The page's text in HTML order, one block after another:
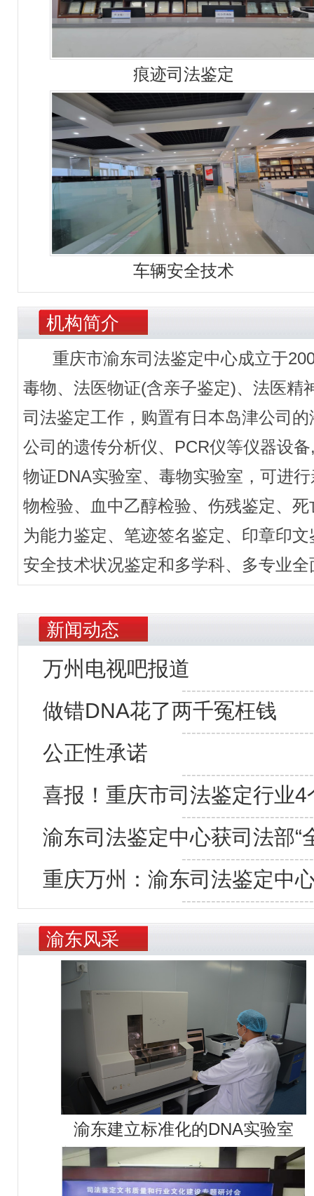
痕迹司法鉴定
车辆安全技术
机构简介
重庆市渝东司法鉴定中心成立于
毒物、法医物证(含亲子鉴定)、法医精
司法鉴定工作，购置有日本岛津公司
公司的遗传分析仪、PCR仪等仪器设
物证DNA实验室、毒物实验室，可进
物检验、血中乙醇检验、伤残鉴定、
为能力鉴定、笔迹签名鉴定、印章印
安全技术状况鉴定和多学科、多专业
新闻动态
万州电视吧报道
做错DNA花了两千冤枉钱
公正性承诺
喜报！重庆市司法鉴定行业
渝东司法鉴定中心获司法部“
重庆万州：渝东司法鉴定中
渝东风采
渝东建立标准化的DNA实验室